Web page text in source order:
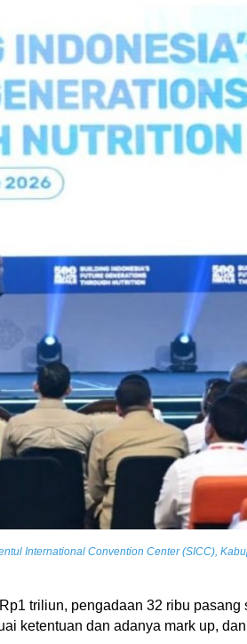
International Convention Center (SICC),
triliun, pengadaan 32 ribu
ketentuan dan adanya mark up,